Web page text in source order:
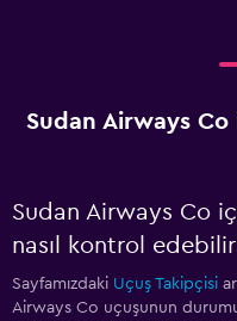
Sudan Airways
Sudan Airways Co
nasıl kontrol
Sayfamızdaki Uçuş Takipçisi
Airways Co uçuşunun